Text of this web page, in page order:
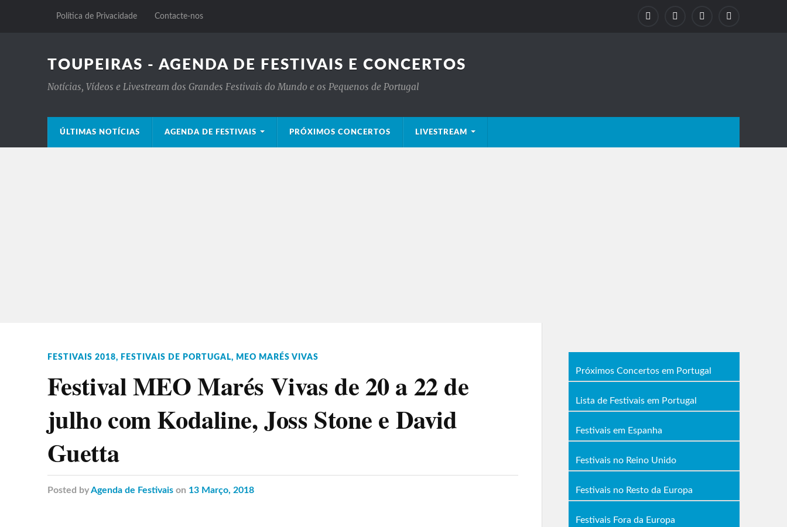
Política de Privacidade Contacte-nos
TOUPEIRAS - AGENDA DE FESTIVAIS E CONCERTOS
Notícias, Vídeos e Livestream dos Grandes Festivais do Mundo e os Pequenos de Portugal
ÚLTIMAS NOTÍCIAS AGENDA DE FESTIVAIS PRÓXIMOS CONCERTOS LIVESTREAM
FESTIVAIS 2018, FESTIVAIS DE PORTUGAL, MEO MARÉS VIVAS
Festival MEO Marés Vivas de 20 a 22 de
julho com Kodaline, Joss Stone e David
Guetta
Posted byAgenda de Festivais on 13 Março, 2018
Próximos Concertos em Portugal
Lista de Festivais em Portugal
Festivais em Espanha
Festivais no Reino Unido
Festivais no Resto da Europa
Festivais Fora da Europa